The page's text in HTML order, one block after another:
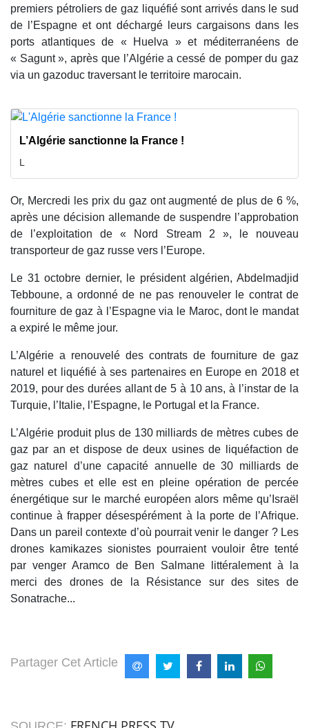
premiers pétroliers de gaz liquéfié sont arrivés dans le sud
de l’Espagne et ont déchargé leurs cargaisons dans les
ports atlantiques de « Huelva » et méditerranéens de
« Sagunt », après que l’Algérie a cessé de pomper du gaz
via un gazoduc traversant le territoire marocain.
L’Algérie sanctionne la France !
L
Or, Mercredi les prix du gaz ont augmenté de plus de 6 %,
après une décision allemande de suspendre l’approbation
de l’exploitation de « Nord Stream 2 », le nouveau
transporteur de gaz russe vers l’Europe.
Le 31 octobre dernier, le président algérien, Abdelmadjid
Tebboune, a ordonné de ne pas renouveler le contrat de
fourniture de gaz à l’Espagne via le Maroc, dont le mandat
a expiré le même jour.
L’Algérie a renouvelé des contrats de fourniture de gaz
naturel et liquéfié à ses partenaires en Europe en 2018 et
2019, pour des durées allant de 5 à 10 ans, à l’instar de la
Turquie, l’Italie, l’Espagne, le Portugal et la France.
L’Algérie produit plus de 130 milliards de mètres cubes de
gaz par an et dispose de deux usines de liquéfaction de
gaz naturel d’une capacité annuelle de 30 milliards de
mètres cubes et elle est en pleine opération de percée
énergétique sur le marché européen alors même qu’Israël
continue à frapper désespérément à la porte de l’Afrique.
Dans un pareil contexte d’où pourrait venir le danger ? Les
drones kamikazes sionistes pourraient vouloir être tenté
par venger Aramco de Ben Salmane littéralement à la
merci des drones de la Résistance sur des sites de
Sonatrache...
Partager Cet Article